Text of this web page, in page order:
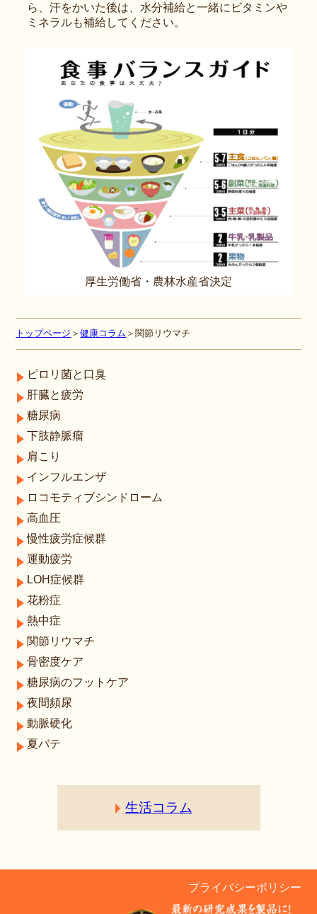
ら、汗をかいた後は、水分補給と一緒にビタミンや
ミネラルも補給してください。
厚生労働省・農林水産省決定
トップページ ＞健康コラム ＞関節リウマチ
ピロリ菌と口臭
肝臓と疲労
糖尿病
下肢静脈瘤
肩こり
インフルエンザ
ロコモティブシンドローム
高血圧
慢性疲労症候群
運動疲労
LOH症候群
花粉症
熱中症
関節リウマチ
骨密度ケア
糖尿病のフットケア
夜間頻尿
動脈硬化
夏バテ
生活コラム
プライバシーポリシー